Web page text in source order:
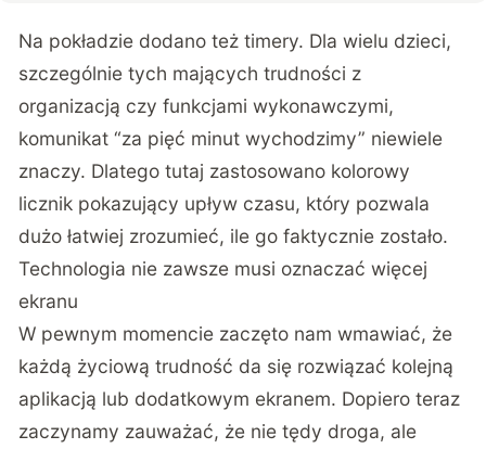
Na pokładzie dodano też timery. Dla wielu dzieci,
szczególnie tych mających trudności z
organizacją czy funkcjami wykonawczymi,
komunikat “za pięć minut wychodzimy” niewiele
znaczy. Dlatego tutaj zastosowano kolorowy
licznik pokazujący upływ czasu, który pozwala
dużo łatwiej zrozumieć, ile go faktycznie zostało.
Technologia nie zawsze musi oznaczać więcej
ekranu
W pewnym momencie zaczęto nam wmawiać, że
każdą życiową trudność da się rozwiązać kolejną
aplikacją lub dodatkowym ekranem. Dopiero teraz
zaczynamy zauważać, że nie tędy droga, ale